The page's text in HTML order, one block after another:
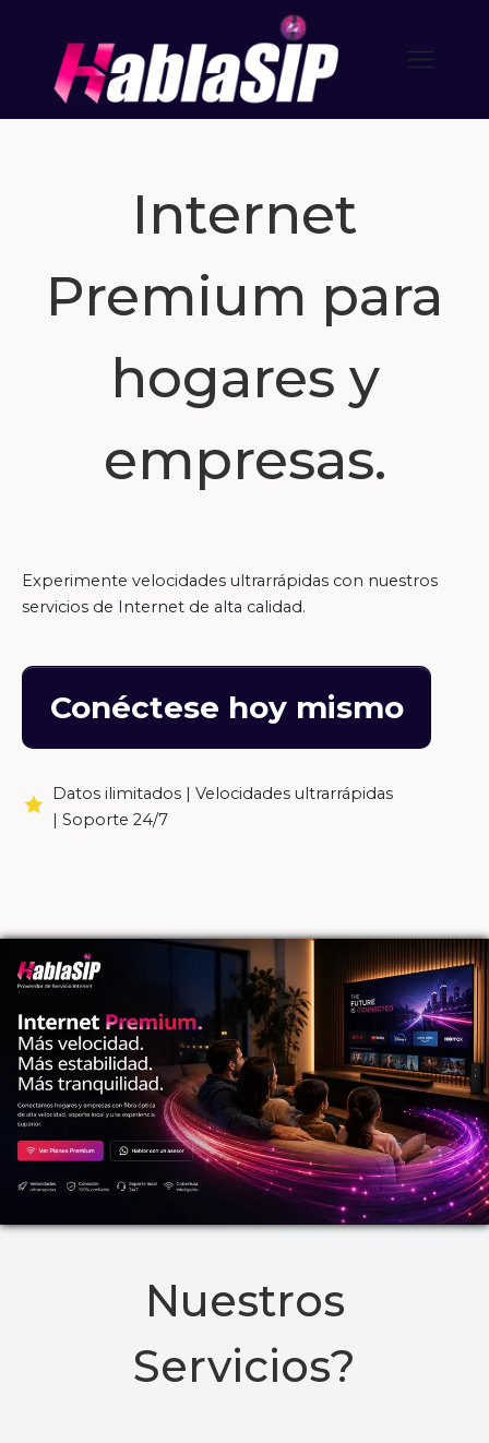
Internet
Premium para
hogares y
empresas.
Experimente velocidades ultrarrápidas con nuestros
servicios de Internet de alta calidad.
Conéctese hoy mismo
Datos ilimitados | Velocidades ultrarrápidas
| Soporte 24/7
Nuestros
Servicios?